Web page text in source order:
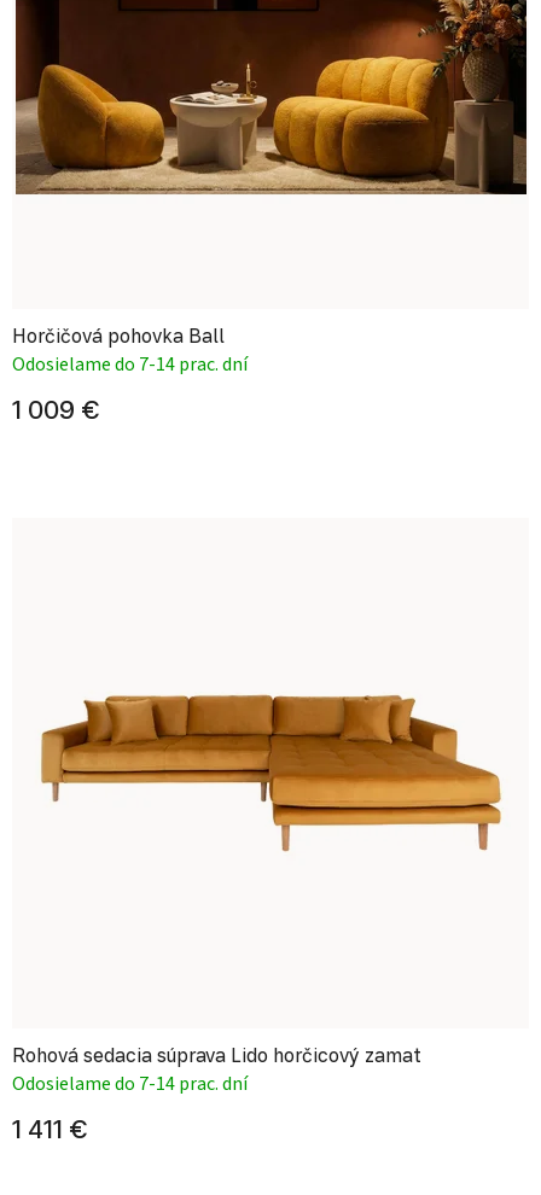
Horčičová pohovka Ball
Odosielame do 7-14 prac. dní
1 009 €
Rohová sedacia súprava Lido horčicový zamat
Odosielame do 7-14 prac. dní
1 411 €